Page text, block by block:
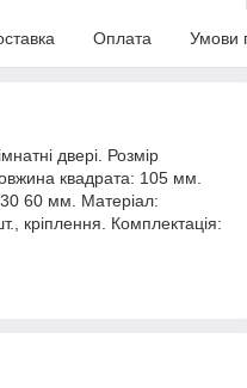
Оплата Умови
двері. Розмір
квадрата: 105 мм.
60 мм. Матеріал:
кріплення. Комплектація: